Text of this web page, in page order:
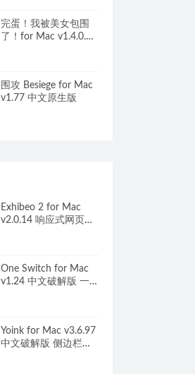
完蛋！我被美女包围
了！for Mac v1.4.0.28
围攻 Besiege for Mac
v1.77 中文原生版
Exhibeo 2 for Mac
v2.0.14 响应式网页图
One Switch for Mac
v1.24 中文破解版 一
Yoink for Mac v3.6.97
中文破解版 侧边栏的